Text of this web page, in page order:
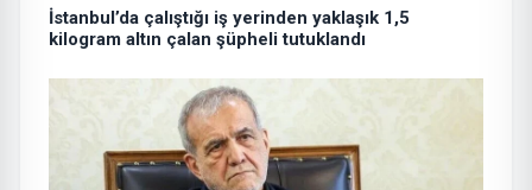
İstanbul’da çalıştığı iş yerinden yaklaşık 1,5
kilogram altın çalan şüpheli tutuklandı